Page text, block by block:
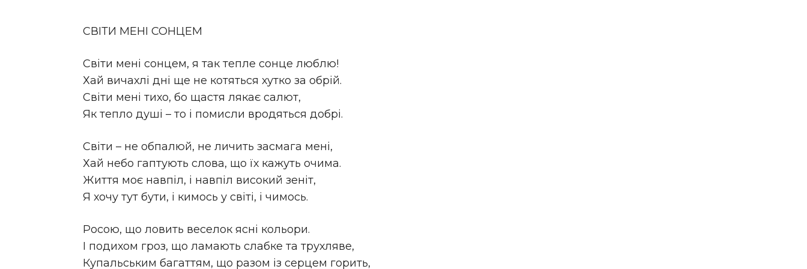
СВІТИ МЕНІ СОНЦЕМ
Світи мені сонцем, я так тепле сонце люблю!
Хай вичахлі дні ще не котяться хутко за обрій.
Світи мені тихо, бо щастя лякає салют,
Як тепло душі – то і помисли вродяться добрі.
Світи – не обпалюй, не личить засмага мені,
Хай небо гаптують слова, що їх кажуть очима.
Життя моє навпіл, і навпіл високий зеніт,
Я хочу тут бути, і кимось у світі, і чимось.
Росою, що ловить веселок ясні кольори.
І подихом гроз, що ламають слабке та трухляве,
Купальським багаттям, що разом із серцем горить,